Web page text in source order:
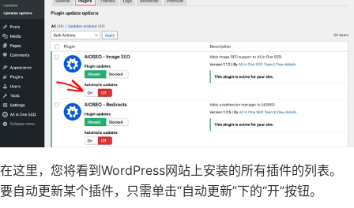
在这里，您将看到WordPress网站上安装的所有插件的列表。
要自动更新某个插件，只需单击“自动更新”下的“开”按钮。